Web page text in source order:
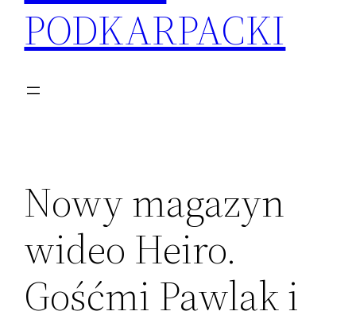
PODKARPACKI
Nowy magazyn
wideo Heiro.
Gośćmi Pawlak i